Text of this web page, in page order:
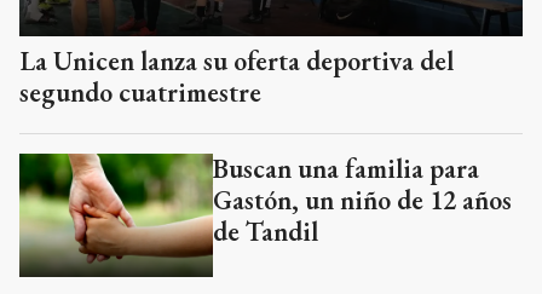
La Unicen lanza su oferta deportiva del
segundo cuatrimestre
Buscan una familia para
Gastón, un niño de 12 años
de Tandil